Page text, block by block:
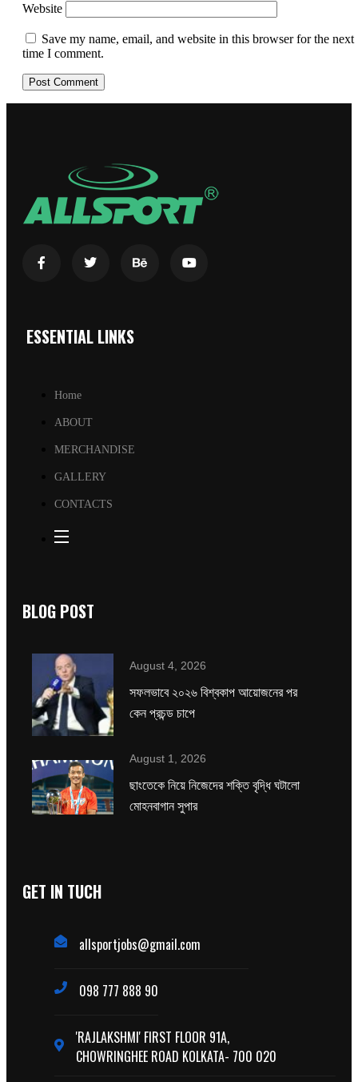
Website
Save my name, email, and website in this browser for the next
time I comment.
ESSENTIAL LINKS
Home
ABOUT
MERCHANDISE
GALLERY
CONTACTS
BLOG POST
August 4, 2026
সফলভাবে ২০২৬ বিশ্বকাপ আয়োজনের পর
কেন প্রচন্ড চাপে
August 1, 2026
ছাংতেকে নিয়ে নিজেদের শক্তি বৃদ্ধি ঘটালো
মোহনবাগান সুপার
GET IN TUCH
allsportjobs@gmail.com
098 777 888 90
'RAJLAKSHMI' FIRST FLOOR 91A,
CHOWRINGHEE ROAD KOLKATA- 700 020